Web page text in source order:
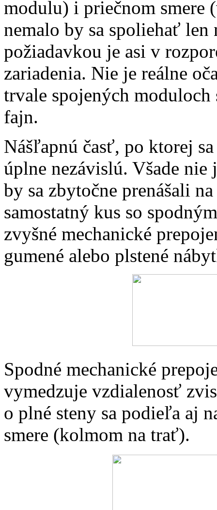
modulu) i priečnom smere
nemalo by sa spoliehať
požiadavkou je asi v
zariadenia. Nie je reálne
trvale spojených
fajn.
Nášľapnú časť, po ktorej
úplne nezávislú. Všade nie
by sa zbytočne prenášali
samostatný kus so
zvyšné mechanické
gumené alebo plstené
Spodné mechanické
vymedzuje vzdialenosť
o plné steny sa podieľa aj
smere (kolmom na trať).